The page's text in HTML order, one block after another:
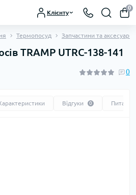
Клієнту
0
Термопосуд Запчастини та
TRAMP UTRC-138-141
0
Відгуки 0 Питання